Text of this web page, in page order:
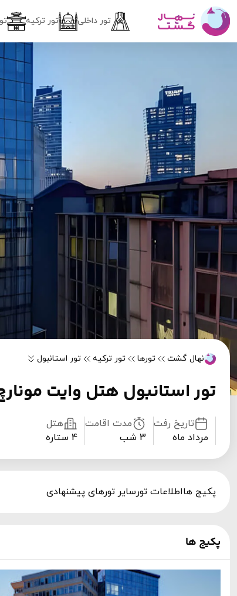
تور داخلی تور ترکیه
نهال گشت تورها تور ترکیه تور استانبول
تور استانبول هتل وایت
تاریخ رفت
مرداد ماه
مدت اقامت
3 شب
هتل
4 ستاره
پکیج هااطلاعات تورسایر تورهای پیشنهادی
پکیج ها